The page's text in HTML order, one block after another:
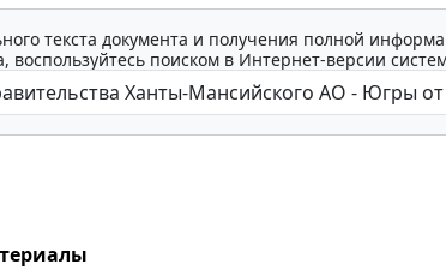
текста документа и получения полной
воспользуйтесь поиском в Интернет-версии